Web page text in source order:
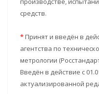
средств.
*Принят и введён в
агентства по
метрологии
Введён в действие с
актуализированной